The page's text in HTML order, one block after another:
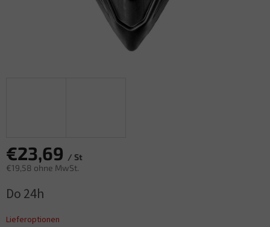
€23,69 / St
€19,58 ohne MwSt.
Do 24h
Lieferoptionen